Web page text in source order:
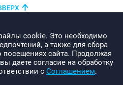
cookie. Это необходимо
а также для сбора
посещениях сайта. Продолжая
даете согласие на обработку
с Соглашением.
webcom.by